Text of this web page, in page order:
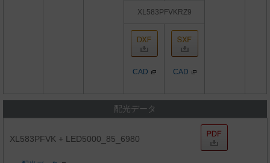
XL583PFVKRZ9
CAD CAD
配光データ
XL583PFVK + LED5000_85_6980